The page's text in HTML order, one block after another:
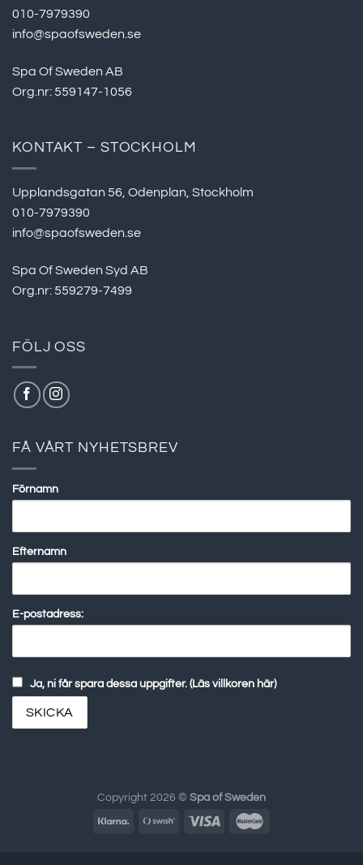
010-7979390
info@spaofsweden.se
Spa Of Sweden AB
Org.nr: 559147-1056
KONTAKT – STOCKHOLM
Upplandsgatan 56, Odenplan, Stockholm
010-7979390
info@spaofsweden.se
Spa Of Sweden Syd AB
Org.nr: 559279-7499
FÖLJ OSS
FÅ VÅRT NYHETSBREV
Förnamn
Efternamn
E-postadress:
Ja, ni får spara dessa uppgifter. (Läs villkoren här)
Copyright 2026 © Spa of Sweden